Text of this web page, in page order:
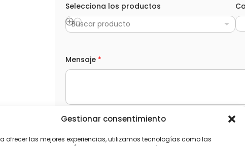
Gestionar consentimiento
ofrecer las mejores experiencias, utilizamos tecnologías como las
o
n
a
l
M
e
n
j
Selecciona los productos
Buscar producto
Mensaje *
L
P
He leído y acepto laPolítica de privacidad